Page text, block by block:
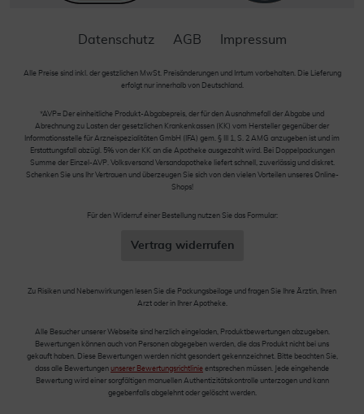
Datenschutz AGB Impressum
Alle Preise sind inkl. der gestzlichen MwSt. Preisänderungen und Irrtum vorbehalten. Die Lieferung
erfolgt nur innerhalb von Deutschland.
*AVP= Der einheitliche Produkt-Abgabepreis, der für den Ausnahmefall der Abgabe und
Abrechnung zu Lasten der gesetzlichen Krankenkassen (KK) vom Hersteller gegenüber der
Informationsstelle für Arzneispezialitäten GmbH (IFA) gem. § III 1, S. 2 AMG anzugeben ist und im
Erstattungsfall abzügl. 5% von der KK an die Apotheke ausgezahlt wird. Bei Doppelpackungen
Summe der Einzel-AVP. Volksversand Versandapotheke liefert schnell, zuverlässig und diskret.
Schenken Sie uns Ihr Vertrauen und überzeugen Sie sich von den vielen Vorteilen unseres Online-
Shops!
Für den Widerruf einer Bestellung nutzen Sie das Formular:
Vertrag widerrufen
Zu Risiken und Nebenwirkungen lesen Sie die Packungsbeilage und fragen Sie Ihre Ärztin, Ihren
Arzt oder in Ihrer Apotheke.
Alle Besucher unserer Webseite sind herzlich eingeladen, Produktbewertungen abzugeben.
Bewertungen können auch von Personen abgegeben werden, die das Produkt nicht bei uns
gekauft haben. Diese Bewertungen werden nicht gesondert gekennzeichnet. Bitte beachten Sie,
dass alle Bewertungen unserer Bewertungsrichtlinie entsprechen müssen. Jede eingehende
Bewertung wird einer sorgfältigen manuellen Authentizitätskontrolle unterzogen und kann
gegebenfalls abgelehnt oder gelöscht werden.